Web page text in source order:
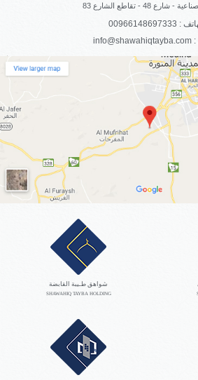
شارع 48 - تقاطع الشارع 83
: 00966148697333
شواهق طـيبة القابضة
SHAWAHIQ TAYBA HOLDING